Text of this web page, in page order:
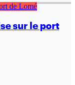
sur le port